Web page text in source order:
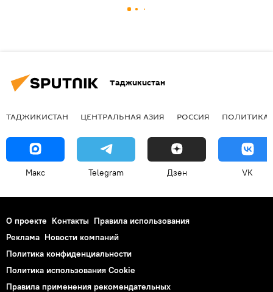
Таджикистан
ТАДЖИКИСТАН ЦЕНТРАЛЬНАЯ АЗИЯ РОССИЯ ПОЛИТИКА
Макс Telegram Дзен VK
О проекте Контакты Правила использования
Реклама Новости компаний
Политика конфиденциальности
Политика использования Cookie
Правила применения рекомендательных